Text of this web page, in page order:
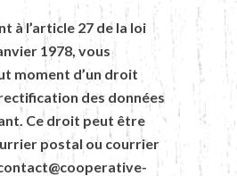
à l’article 27 de la loi
1978, vous
moment d’un droit
des données
Ce droit peut être
postal ou courrier